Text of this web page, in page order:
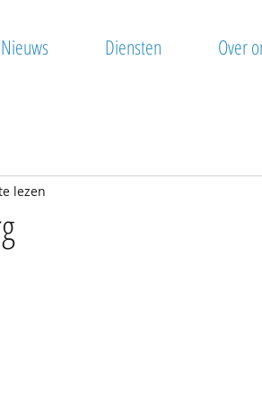
Nieuws Diensten Over
lezen